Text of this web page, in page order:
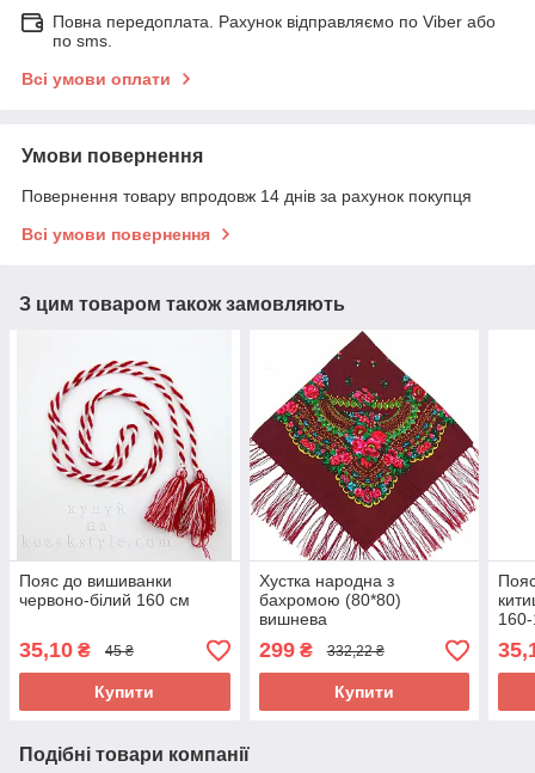
Повна передоплата. Рахунок відправляємо по Viber або
по sms.
Всі умови оплати
Умови повернення
Повернення товару впродовж 14 днів за рахунок покупця
Всі умови повернення
З цим товаром також замовляють
Пояс до вишиванки
червоно-білий 160 см
35,10 ₴ 45 ₴
Купити
Хустка народна з
бахромою (80*80)
вишнева
299₴ 332,22 ₴
Купити
Подібні товари компанії